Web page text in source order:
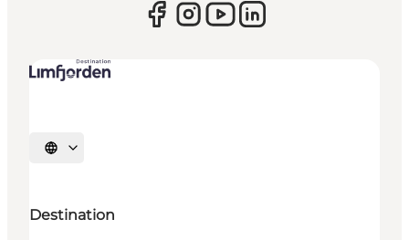
Sprache auswählen
Destination